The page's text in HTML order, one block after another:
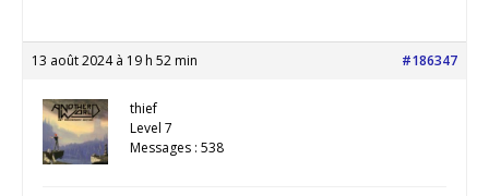
13 août 2024 à 19 h 52 min #186347
thief
Level 7
Messages : 538